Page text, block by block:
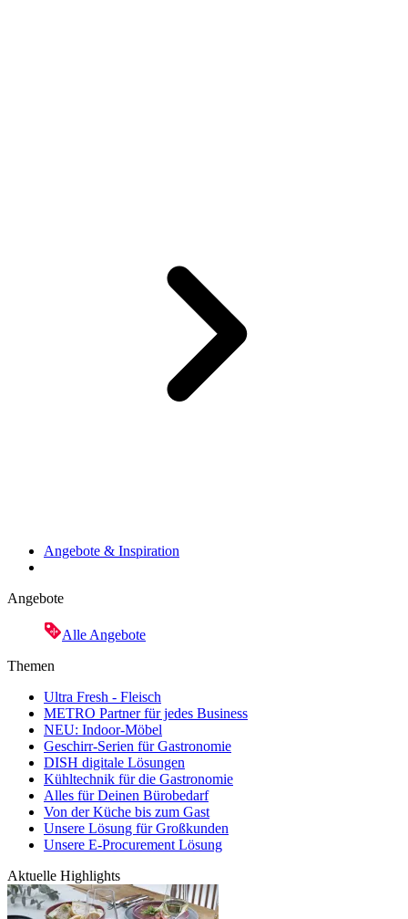
Angebote & Inspiration
Angebote
Alle Angebote
Themen
Ultra Fresh - Fleisch
METRO Partner für jedes Business
NEU: Indoor-Möbel
Geschirr-Serien für Gastronomie
DISH digitale Lösungen
Kühltechnik für die Gastronomie
Alles für Deinen Bürobedarf
Von der Küche bis zum Gast
Unsere Lösung für Großkunden
Unsere E-Procurement Lösung
Aktuelle Highlights